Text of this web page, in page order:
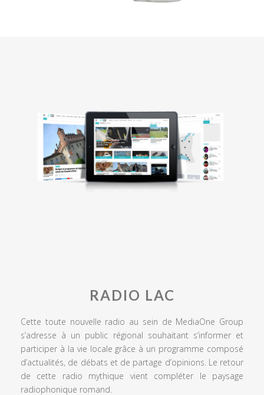
RADIO LAC
Cette toute nouvelle radio au sein de MediaOne Group
s’adresse à un public régional souhaitant s’informer et
participer à la vie locale grâce à un programme composé
d’actualités, de débats et de partage d’opinions. Le retour
de cette radio mythique vient compléter le paysage
radiophonique romand.